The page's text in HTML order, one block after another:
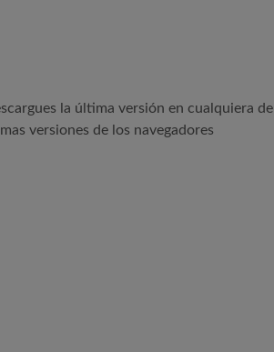
la última versión en cualquiera de
versiones de los navegadores